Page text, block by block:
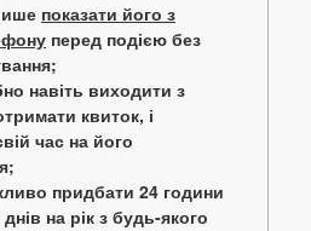
показати його з
перед подією без
навіть виходити з
квиток, і
час на його
придбати 24 години
на рік з будь-якого